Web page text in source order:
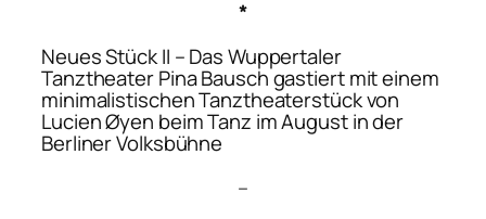
*
Neues Stück II – Das Wuppertaler
Tanztheater Pina Bausch gastiert mit einem
minimalistischen Tanztheaterstück von
Lucien Øyen beim Tanz im August in der
Berliner Volksbühne
–